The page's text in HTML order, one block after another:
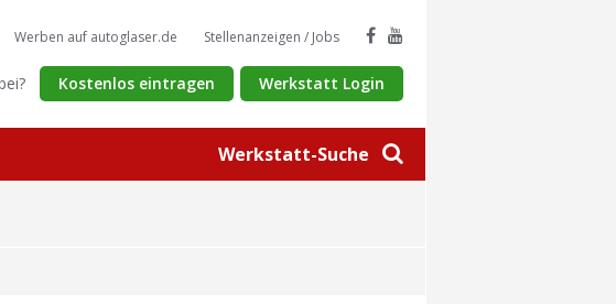
Werkstatt-Suche
Werben auf autoglaser.de Stellenanzeigen / Jobs
Kostenlos eintragen Werkstatt Login